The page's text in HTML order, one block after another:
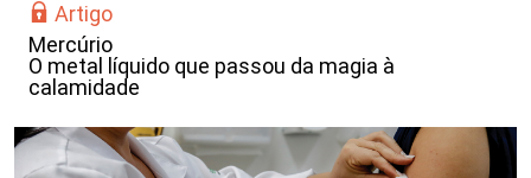
Artigo
Mercúrio
O metal líquido que passou da magia à
calamidade